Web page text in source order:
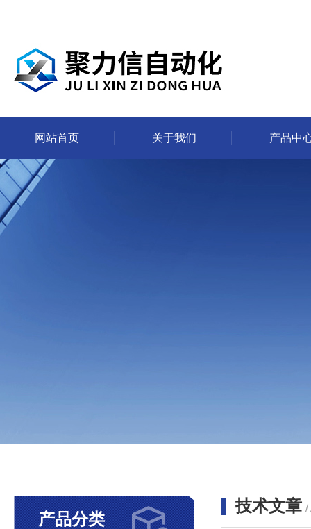
网站首页 关于我们 产品中
产品分类
技术文章 /